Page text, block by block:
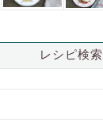
レシピ検索